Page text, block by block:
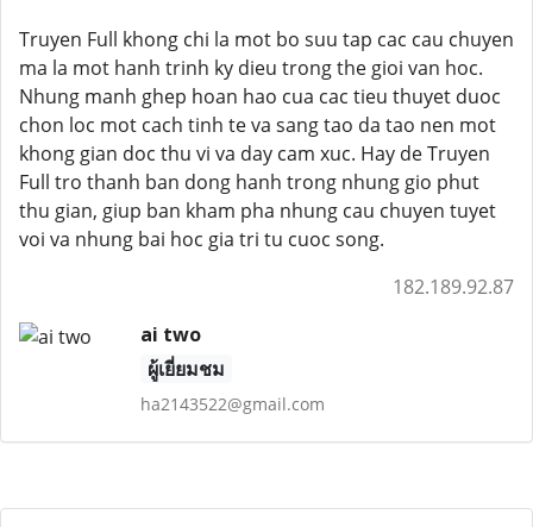
Truyen Full khong chi la mot bo suu tap cac cau chuyen
ma la mot hanh trinh ky dieu trong the gioi van hoc.
Nhung manh ghep hoan hao cua cac tieu thuyet duoc
chon loc mot cach tinh te va sang tao da tao nen mot
khong gian doc thu vi va day cam xuc. Hay de Truyen
Full tro thanh ban dong hanh trong nhung gio phut
thu gian, giup ban kham pha nhung cau chuyen tuyet
voi va nhung bai hoc gia tri tu cuoc song.
182.189.92.87
ai two
ผู้เยี่ยมชม
ha2143522@gmail.com